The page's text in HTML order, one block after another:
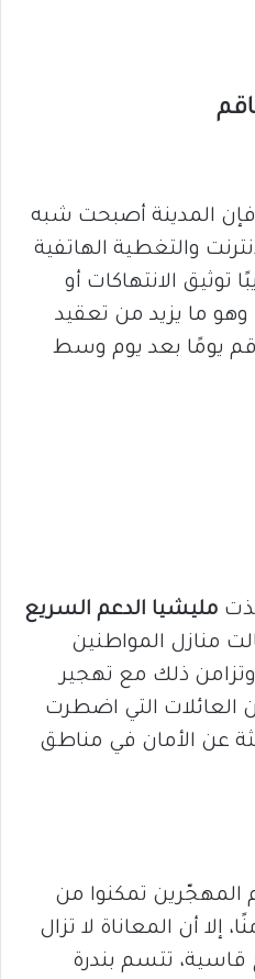
المدينة أصبحت شبه
والتغطية الهاتفية
الانتهاكات أو
وهو ما يزيد من تعقيد
يومًا بعد يوم وسط
مليشيا الدعم السريع
منازل المواطنين
ذلك مع تهجير
العائلات التي اضطرت
عن الأمان في مناطق
تمكنوا من
إلا أن المعاناة لا تزال
تتسم بندرة